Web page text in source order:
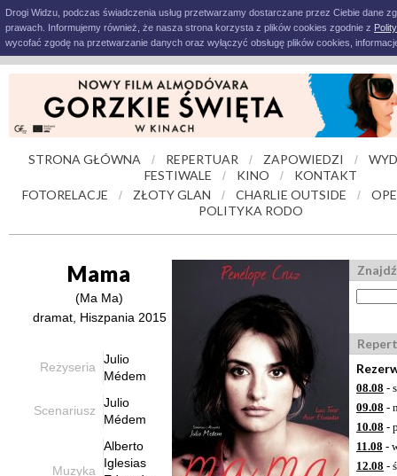
Drogi Widzu, podczas świadczenia usług przetwarzamy dostarczane przez Ciebie dane
prawach. Informujemy również, że nasza strona korzysta z plików cookies zgodnie z
wycofać zgodę na przetwarzanie danych oraz wyłączyć obsługę plików cookies,
STRONA GŁÓWNA / REPERTUAR / ZAPOWIEDZI /
FESTIWALE
/ KINO /
KONTAKT
FOTORELACJE
/ ZŁOTY GLAN / CHARLIE OUTSIDE /
POLITYKA RODO
Mama
(Ma Ma)
dramat, Hiszpania 2015
Reżyseria
Julio
Médem
Scenariusz
Julio
Médem
Muzyka
Alberto
Iglesias
08.08 -
09.08 -
10.08 -
11.08 -
12.08 -